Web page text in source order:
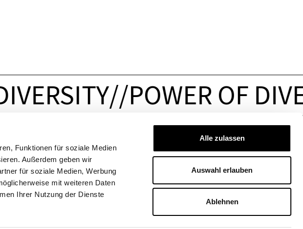
Funktionen für soziale Medien
Außerdem geben wir
für soziale Medien, Werbung
mit weiteren Daten
Ihrer Nutzung der Dienste
Alle zulassen
Auswahl erlauben
Ablehnen
//POWER OF
am Park
Presse
Jobs
FOLLOW US